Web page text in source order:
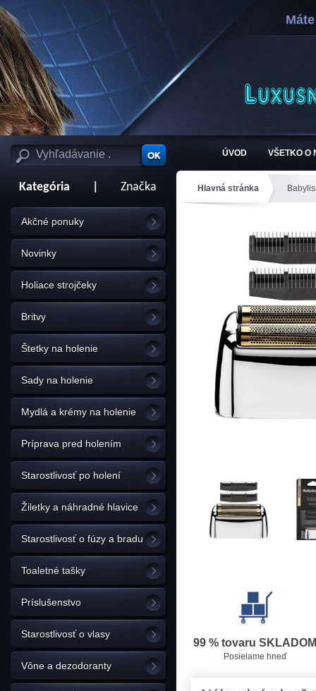
ÚVOD VŠETKO O
Kategória Značka
Akčné ponuky
Novinky
Holiace strojčeky
Britvy
Štetky na holenie
Sady na holenie
Mydlá a krémy na holenie
Príprava pred holením
Starostlivosť po holení
Žiletky a náhradné hlavice
Starostlivosť o fúzy a bradu
Toaletné tašky
Príslušenstvo
Starostlivosť o vlasy
Vône a dezodoranty
Hlavná stránka
99 % tovaru SKLADOM
Posielame hneď